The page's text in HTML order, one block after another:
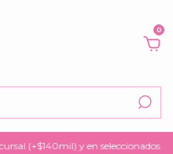
0
y en seleccionados 🤍